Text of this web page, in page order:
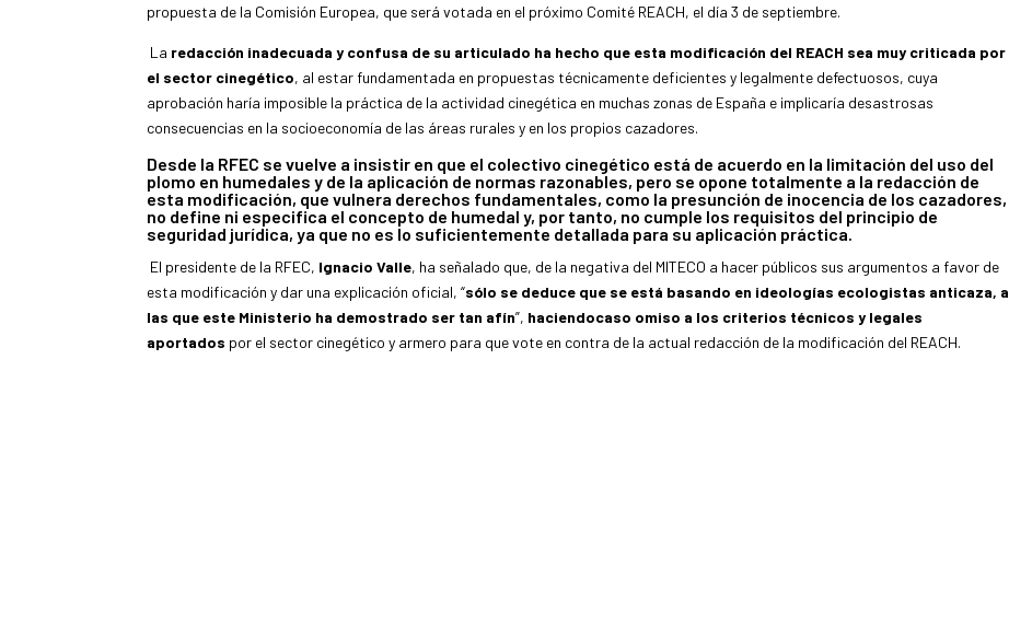
propuesta de la Comisión Europea, que será votada en el próximo Comité REACH, el día 3 de septiembre.
La redacción inadecuada y confusa de su articulado ha hecho que esta modificación del REACH sea muy criticada por
el sector cinegético, al estar fundamentada en propuestas técnicamente deficientes y legalmente defectuosos, cuya
aprobación haría imposible la práctica de la actividad cinegética en muchas zonas de España e implicaría desastrosas
consecuencias en la socioeconomía de las áreas rurales y en los propios cazadores.
Desde la RFEC se vuelve a insistir en que el colectivo cinegético está de acuerdo en la limitación del uso del
plomo en humedales y de la aplicación de normas razonables, pero se opone totalmente a la redacción de
esta modificación, que vulnera derechos fundamentales, como la presunción de inocencia de los cazadores,
no define ni especifica el concepto de humedal y, por tanto, no cumple los requisitos del principio de
seguridad jurídica, ya que no es lo suficientemente detallada para su aplicación práctica.
El presidente de la RFEC, Ignacio Valle, ha señalado que, de la negativa del MITECO a hacer públicos sus argumentos a favor de
esta modificación y dar una explicación oficial, “sólo se deduce que se está basando en ideologías ecologistas anticaza, a
las que este Ministerio ha demostrado ser tan afín”, haciendocaso omiso a los criterios técnicos y legales
aportados por el sector cinegético y armero para que vote en contra de la actual redacción de la modificación del REACH.